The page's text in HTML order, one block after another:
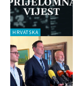
HRVATSKA